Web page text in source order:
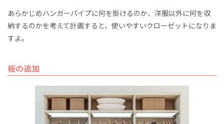
あらかじめハンガーパイプに何を掛けるのか、洋服以外に何を収
納するのかを考えて計画すると、使いやすいクローゼットになりま
すよ。
板の追加